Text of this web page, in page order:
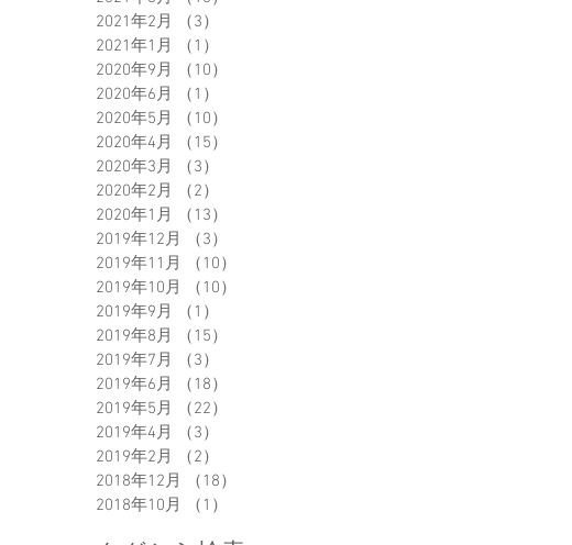
2021年2月
（3）
2021年1月
（1）
2020年9月
（10）
2020年6月
（1）
2020年5月
（10）
2020年4月
（15）
2020年3月
（3）
2020年2月
（2）
2020年1月
（13）
2019年12月
（3）
2019年11月
（10）
2019年10月
（10）
2019年9月
（1）
2019年8月
（15）
2019年7月
（3）
2019年6月
（18）
2019年5月
（22）
2019年4月
（3）
2019年2月
（2）
2018年12月
（18）
2018年10月
（1）